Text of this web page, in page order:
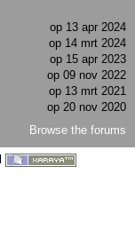
op 13 apr 2024
op 14 mrt 2024
op 15 apr 2023
op 09 nov 2022
op 13 mrt 2021
op 20 nov 2020
Browse the forums